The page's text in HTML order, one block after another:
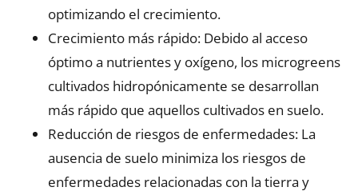
optimizando el crecimiento.
Crecimiento más rápido: Debido al acceso
óptimo a nutrientes y oxígeno, los microgreens
cultivados hidropónicamente se desarrollan
más rápido que aquellos cultivados en suelo.
Reducción de riesgos de enfermedades: La
ausencia de suelo minimiza los riesgos de
enfermedades relacionadas con la tierra y